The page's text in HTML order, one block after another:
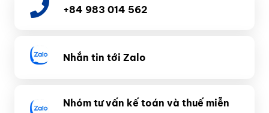
+84 983 014 562
Nhắn tin tới Zalo
Nhóm tư vấn kế toán và thuế miễn